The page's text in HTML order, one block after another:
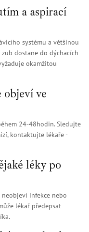
a aspirací
systému a většinou
zub dostane do dýchacích
okamžitou
objeví ve
24-48hodin. Sledujte
kontaktujte lékaře -
léky po
neobjeví infekce nebo
lékař předepsat